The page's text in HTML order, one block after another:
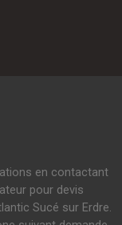
en contactant
pour devis
Sucé sur Erdre.